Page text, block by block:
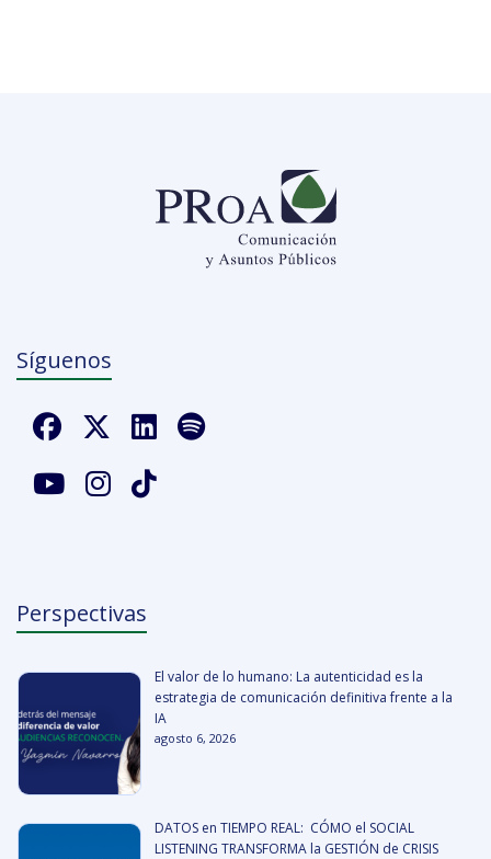
Síguenos
Perspectivas
El valor de lo humano: La autenticidad es la
estrategia de comunicación definitiva frente a la
IA
agosto 6, 2026
DATOS en TIEMPO REAL: CÓMO el SOCIAL
LISTENING TRANSFORMA la GESTIÓN de CRISIS